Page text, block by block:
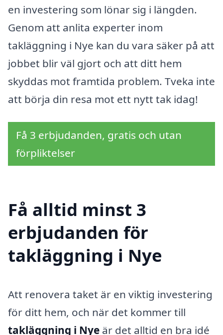
en investering som lönar sig i längden.
Genom att anlita experter inom
takläggning i Nye kan du vara säker på att
jobbet blir väl gjort och att ditt hem
skyddas mot framtida problem. Tveka inte
att börja din resa mot ett nytt tak idag!
Få 3 erbjudanden, gratis och utan
förpliktelser
Få alltid minst 3
erbjudanden för
takläggning i Nye
Att renovera taket är en viktig investering
för ditt hem, och när det kommer till
takläggning i Nye är det alltid en bra idé